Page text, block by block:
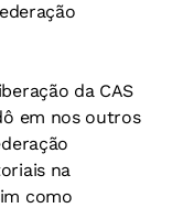
da CAS
em nos outros
na
como